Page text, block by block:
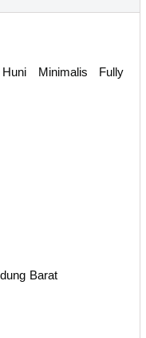
Minimalis Fully
Barat